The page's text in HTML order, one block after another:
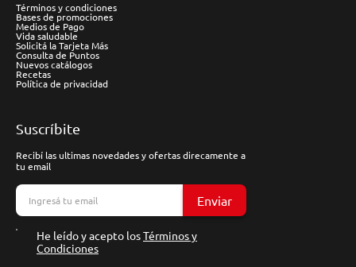
Términos y condiciones
Bases de promociones
Medios de Pago
Vida saludable
Solicitá la Tarjeta Más
Consulta de Puntos
Nuevos catálogos
Recetas
Política de privacidad
Suscríbite
Recibí las ultimas novedades y ofertas direcamente a
tu email
Enviar
He leído y acepto losTérminos y
Condiciones